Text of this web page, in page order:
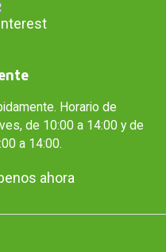
Horario de
de 10:00 a 14:00 y de
a 14:00.
ahora